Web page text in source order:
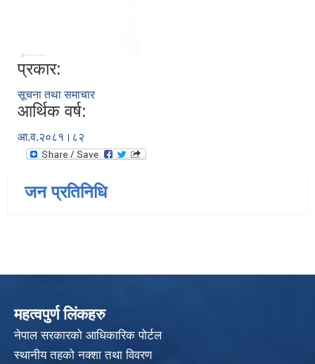
प्रकार:
सूचना तथा समाचार
आर्थिक वर्ष:
आ.व.२०८१।८२
जन प्रतिनिधि
महत्वपुर्ण लिंकहरु
नेपाल सरकारको आधिकारिक पोर्टल
स्थानीय तहको नक्शा तथा विवरण